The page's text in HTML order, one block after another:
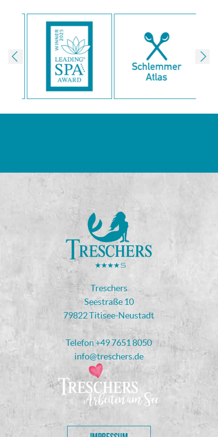
Treschers
Seestraße 10
79822 Titisee-Neustadt
Telefon+49 7651 8050
info@treschers.de